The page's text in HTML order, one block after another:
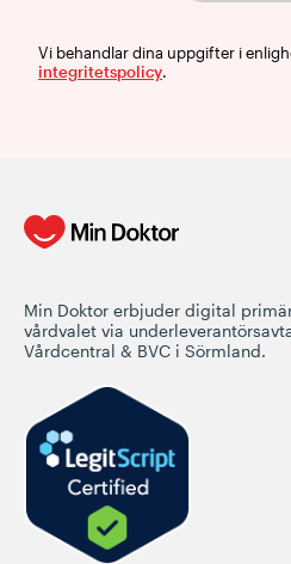
Vi behandlar dina uppgifter i
integritetspolicy.
Min Doktor erbjuder digital
vårdvalet via
Vårdcentral & BVC i Sörmland.